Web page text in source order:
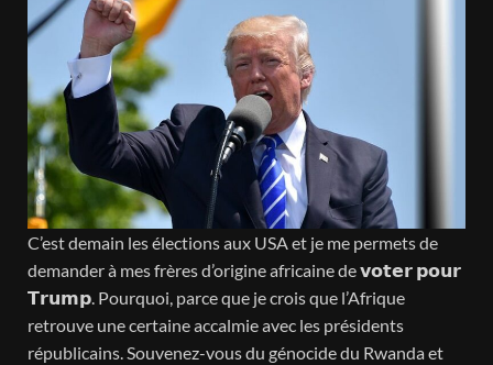
C’est demain les élections aux USA et je me permets de
demander à mes frères d’origine africaine de 𝘃𝗼𝘁𝗲𝗿 𝗽𝗼𝘂𝗿
𝗧𝗿𝘂𝗺𝗽. Pourquoi, parce que je crois que l’Afrique
retrouve une certaine accalmie avec les présidents
républicains. Souvenez-vous du génocide du Rwanda et